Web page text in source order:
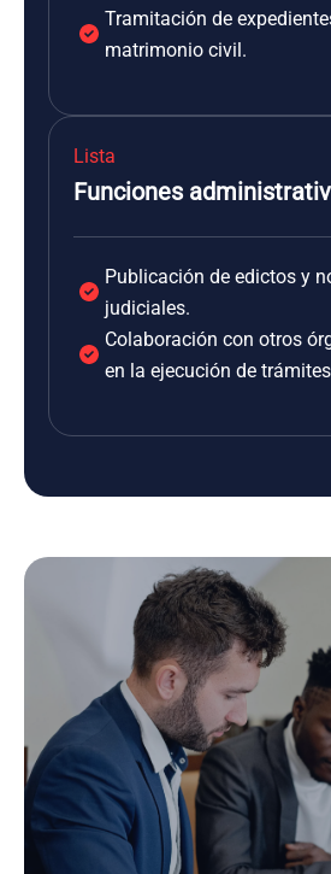
Tramitación de
matrimonio civil.
Lista
Funciones
Publicación de edictos y
judiciales.
Colaboración con otros
en la ejecución de